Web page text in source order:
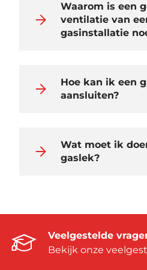
Waarom is een
ventilatie van
gasinstallatie
Hoe kan ik een
aansluiten?
Wat moet ik
gaslek?
Veelgestelde
Bekijk onze